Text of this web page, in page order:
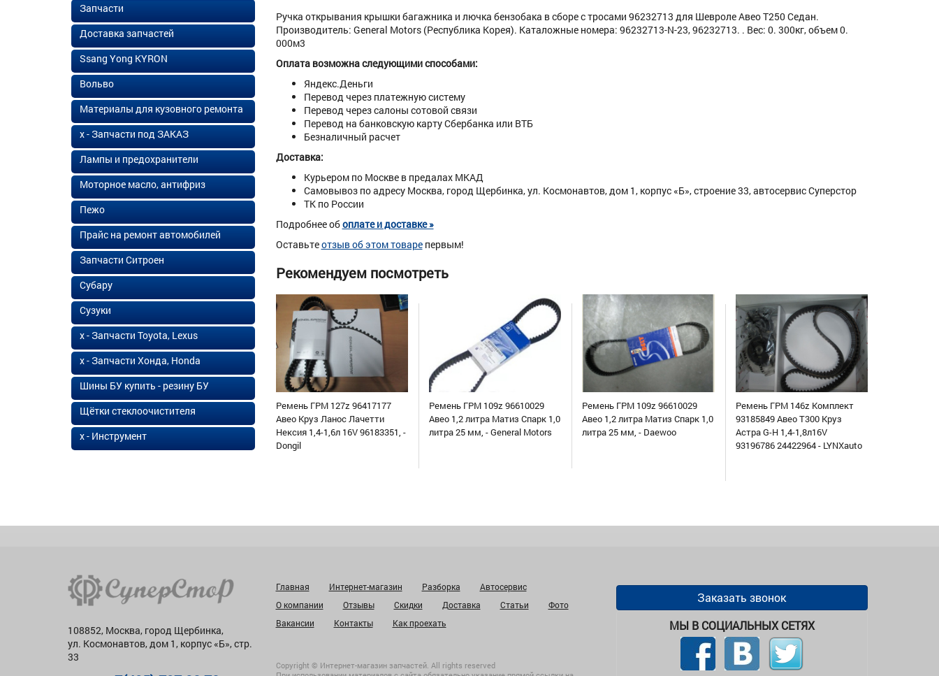
Ручка открывания крышки багажника и лючка бензобака в сборе с тросами 96232713 для Шевроле Авео Т250 Седан.
Производитель: General Motors (Республика Корея). Каталожные номера: 96232713-N-23, 96232713. . Вес: 0. 300кг, объем 0.
000м3
Оплата возможна следующими способами:
Яндекс.Деньги
Перевод через платежную систему
Перевод через салоны сотовой связи
Перевод на банковскую карту Сбербанка или ВТБ
Безналичный расчет
Доставка:
Курьером по Москве в предалах МКАД
Самовывоз по адресу Москва, город Щербинка, ул. Космонавтов, дом 1, корпус «Б», строение 33, автосервис Суперстор
ТК по России
Подробнее обоплате и доставке »
Оставьтеотзыв об этом товарепервым!
Рекомендуем посмотреть
Ремень ГРМ 127z 96417177
Авео Круз Ланос Лачетти
Нексия 1,4-1,6л 16V 96183351, -
Dongil
Ремень ГРМ 109z 96610029
Авео 1,2 литра Матиз Спарк 1,0
литра 25 мм, - General Motors
Ремень ГРМ 109z 96610029
Авео 1,2 литра Матиз Спарк 1,0
литра 25 мм, - Daewoo
Ремень ГРМ 146z Комплект
93185849 Авео Т300 Круз
Астра G-H 1,4-1,8л16V
93196786 24422964 - LYNXauto
Запчасти
Доставка запчастей
Ssang Yong KYRON
Вольво
Материалы для кузовного ремонта
х - Запчасти под ЗАКАЗ
Лампы и предохранители
Моторное масло, антифриз
Пежо
Прайс на ремонт автомобилей
Запчасти Ситроен
Субару
Сузуки
х - Запчасти Toyota, Lexus
х - Запчасти Хонда, Honda
Шины БУ купить - резину БУ
Щётки стеклоочистителя
х - Инструмент
108852, Москва, город Щербинка,
ул. Космонавтов, дом 1, корпус «Б», стр.
33
Главная Интернет-магазин Разборка
Автосервис
О компании
Отзывы Скидки Доставка Статьи
Фото
Вакансии
Контакты Как проехать
Copyright © Интернет-магазин запчастей. All rights reserved
Заказать звонок
МЫ В СОЦИАЛЬНЫХ СЕТЯХ